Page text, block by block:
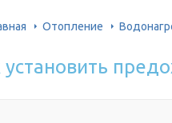
Отопление
установить